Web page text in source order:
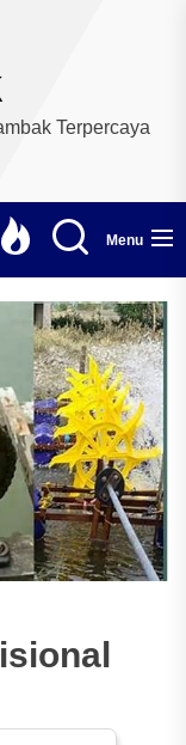
Terpercaya
Menu